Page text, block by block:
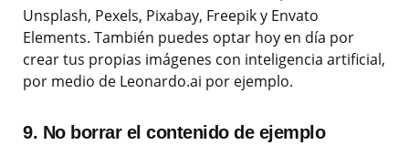
Unsplash, Pexels, Pixabay, Freepik y Envato
Elements. También puedes optar hoy en día por
crear tus propias imágenes con inteligencia artificial,
por medio de Leonardo.ai por ejemplo.
9. No borrar el contenido de ejemplo